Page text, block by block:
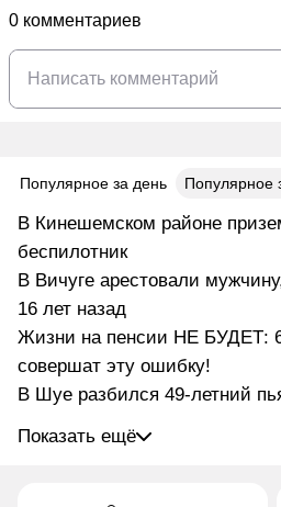
0 комментариев
Популярное за день Популярное
В Кинешемском районе
беспилотник
В Вичуге арестовали
16 лет назад
Жизни на пенсии НЕ БУДЕТ:
совершат эту ошибку!
В Шуе разбился 49-летний
Показать ещё